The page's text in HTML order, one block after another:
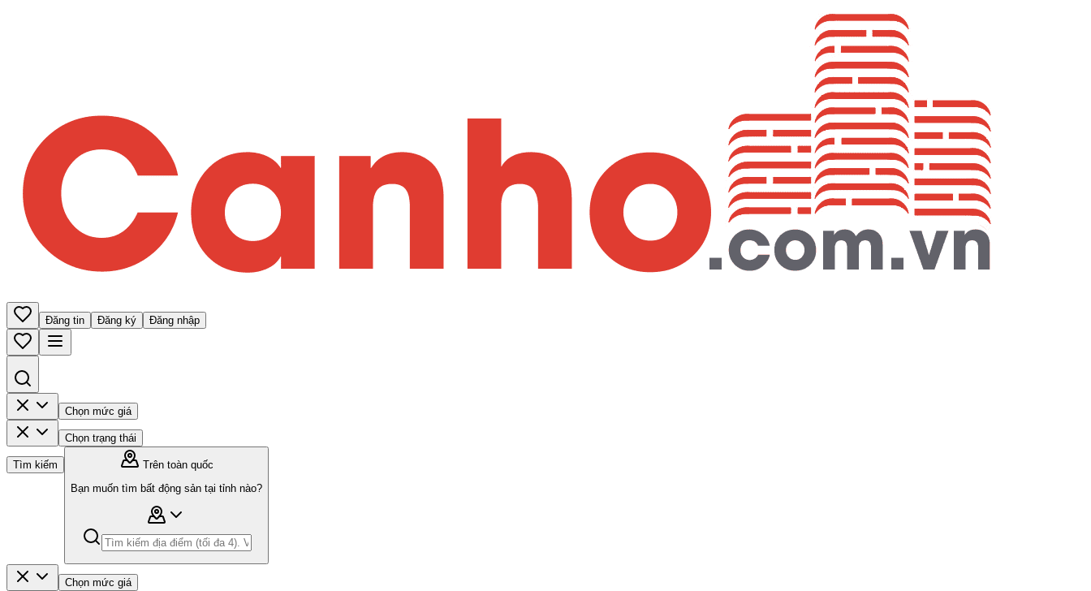
Đăng tin Đăng ký Đăng nhập
Chọn mức giá
Chọn trạng thái
Tìm kiếm
Trên toàn quốc
Bạn muốn tìm bất động sản tại tỉnh nào?
Chọn mức giá